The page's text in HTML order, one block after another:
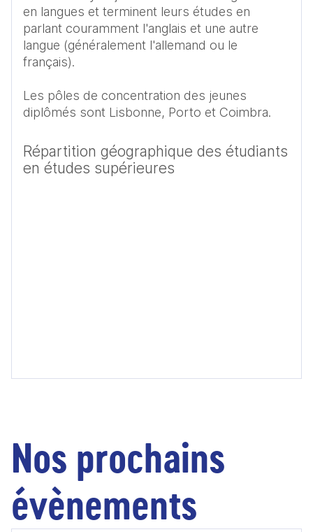
en langues et terminent leurs études en
parlant couramment l'anglais et une autre
langue (généralement l'allemand ou le
français).
Les pôles de concentration des jeunes
diplômés sont Lisbonne, Porto et Coimbra.
Répartition géographique des étudiants
en études supérieures
Nos prochains
évènements